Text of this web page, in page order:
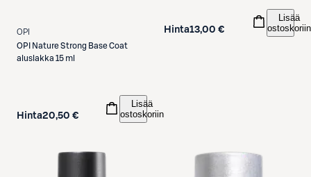
OPI
OPI
Nature Strong Base Coat
aluslakka 15 ml
Hinta20,50 €
Lisää
ostoskoriin
Hinta13,00 €
Lisää
ostoskoriin